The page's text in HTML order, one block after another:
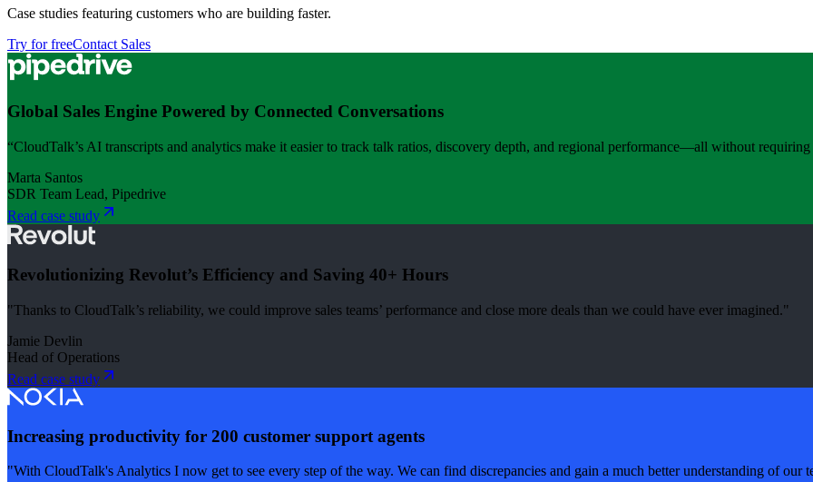
Case studies featuring customers who are building faster.
Try for freeContact Sales
Global Sales Engine Powered by Connected Conversations
“CloudTalk’s AI transcripts and analytics make it easier to track talk ratios, discovery depth, and regional performance—all without
Marta Santos
SDR Team Lead, Pipedrive
Read case study
Revolutionizing Revolut’s Efficiency and Saving 40+ Hours
"Thanks to CloudTalk’s reliability, we could improve sales teams’ performance and close more deals than we could have ever imagined."
Jamie Devlin
Head of Operations
Read case study
Increasing productivity for 200 customer support agents
"With CloudTalk's Analytics I now get to see every step of the way. We can find discrepancies and gain a much better understanding of our